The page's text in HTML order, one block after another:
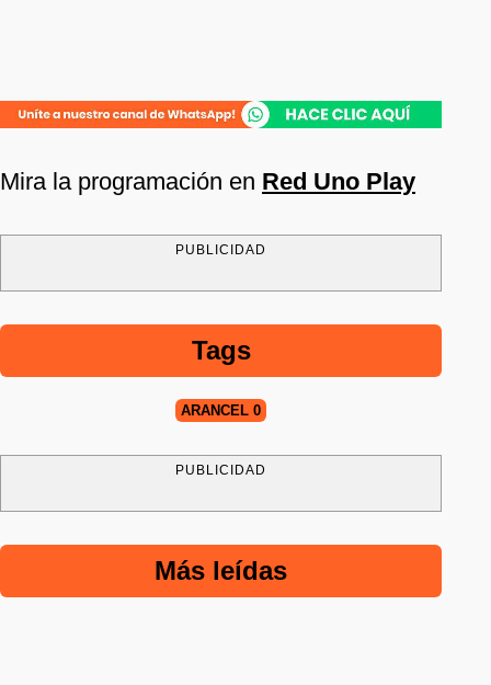
Mira la programación en Red Uno Play
PUBLICIDAD
Tags
ARANCEL 0
PUBLICIDAD
Más leídas